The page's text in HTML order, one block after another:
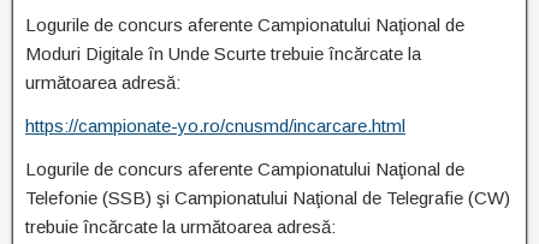
Logurile de concurs aferente Campionatului Naţional de
Moduri Digitale în Unde Scurte trebuie încărcate la
următoarea adresă:
https://campionate-yo.ro/cnusmd/incarcare.html
Logurile de concurs aferente Campionatului Naţional de
Telefonie (SSB) şi Campionatului Naţional de Telegrafie (CW)
trebuie încărcate la următoarea adresă: